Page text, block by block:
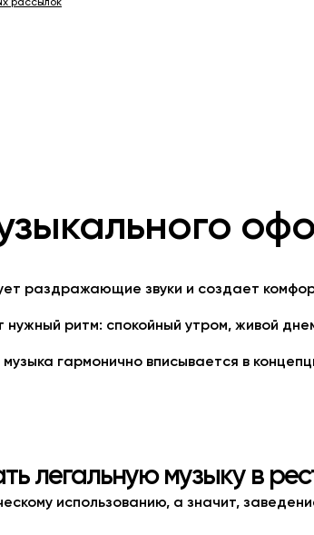
рассылок
раздражающие звуки и создает
ритм: спокойный утром, живой
гармонично вписывается в
легальную музыку в
использованию, а значит,